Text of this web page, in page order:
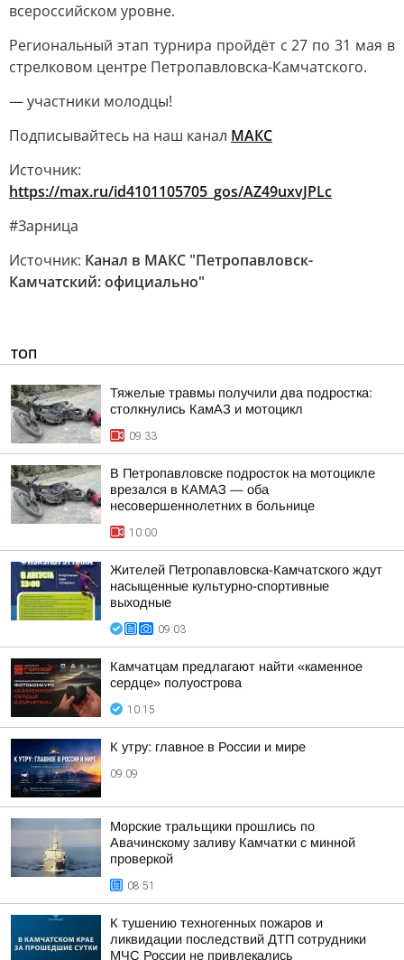
всероссийском уровне.
Региональный этап турнира пройдёт с 27 по 31 мая в
стрелковом центре Петропавловска-Камчатского.
— участники молодцы!
Подписывайтесь на наш канал МАКС
Источник:
https://max.ru/id4101105705_gos/AZ49uxvJPLc
#Зарница
Источник: Канал в МАКС "Петропавловск-
Камчатский: официально"
ТОП
Тяжелые травмы получили два подростка:
столкнулись КамАЗ и мотоцикл
09:33
В Петропавловске подросток на мотоцикле
врезался в КАМАЗ — оба
несовершеннолетних в больнице
10:00
Жителей Петропавловска-Камчатского ждут
насыщенные культурно-спортивные
выходные
09:03
Камчатцам предлагают найти «каменное
сердце» полуострова
10:15
К утру: главное в России и мире
09:09
Морские тральщики прошлись по
Авачинскому заливу Камчатки с минной
проверкой
08:51
К тушению техногенных пожаров и
ликвидации последствий ДТП сотрудники
МЧС России не привлекались